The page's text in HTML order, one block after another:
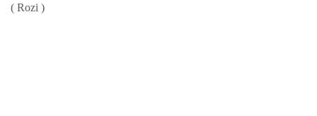
( Rozi )